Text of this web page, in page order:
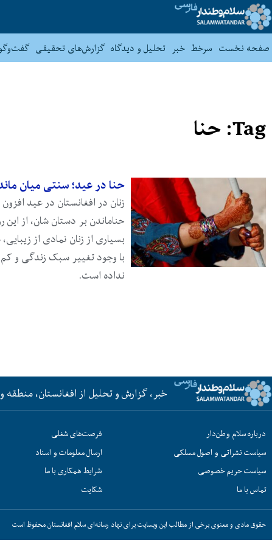
صفحه نخست سرخط خبر تحلیل و دیدگاه گزارش‌های تحقیقی گفت‌وگو
Tag: حنا
حنا در عید؛ سنتی میان
زنان در افغانستان در عید
حناماندن بر دستان شان، از
بسیاری از زنان نمادی از
با وجود تغییر سبک زندگی و
نداده است.
خبر، گزارش و تحلیل از افغانستان، منطقه
درباره سلام وطن‌دار
سیاست نشراتی و اصول مسلکی
سیاست حریم خصوصی
تماس با ما
فرصت‌های شغلی
ارسال معلومات و اسناد
شرایط همکاری با ما
شکایت
حقوق مادی و معنوی برخی از مطالب این وبسایت برای نهاد رسانه‌ای سلام افغانستان محفوظ است